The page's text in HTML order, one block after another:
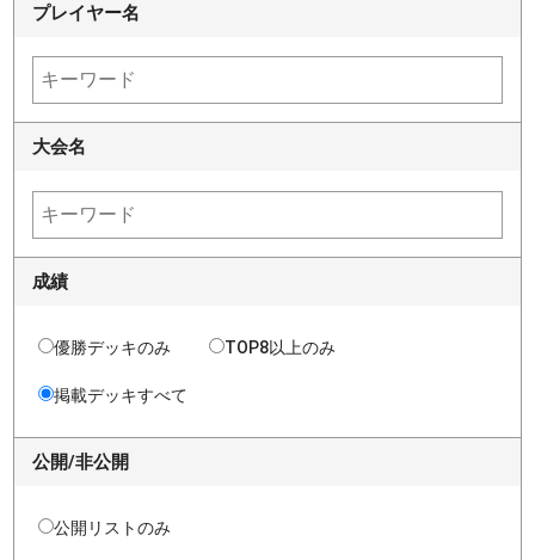
プレイヤー名
大会名
成績
優勝デッキのみ TOP8以上のみ
掲載デッキすべて
公開/非公開
公開リストのみ